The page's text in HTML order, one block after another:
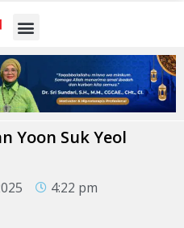
Yoon Suk Yeol
4:22 pm